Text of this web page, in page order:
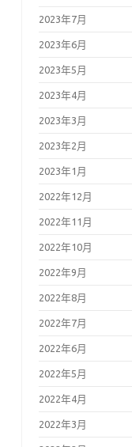
2023年7月
2023年6月
2023年5月
2023年4月
2023年3月
2023年2月
2023年1月
2022年12月
2022年11月
2022年10月
2022年9月
2022年8月
2022年7月
2022年6月
2022年5月
2022年4月
2022年3月